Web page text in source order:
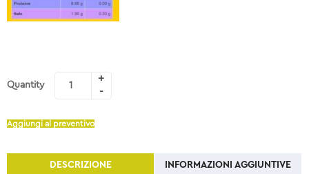
Quantity
Aggiungi al preventivo
DESCRIZIONE INFORMAZIONI AGGIUNTIVE